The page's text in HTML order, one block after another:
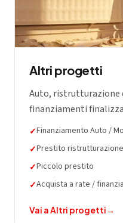
Altri progetti
Auto, ristrutturazione
finanziamenti
✓Finanziamento Auto /
✓Prestito
✓Piccolo prestito
✓Acquista a rate /
Vai a Altri progetti→